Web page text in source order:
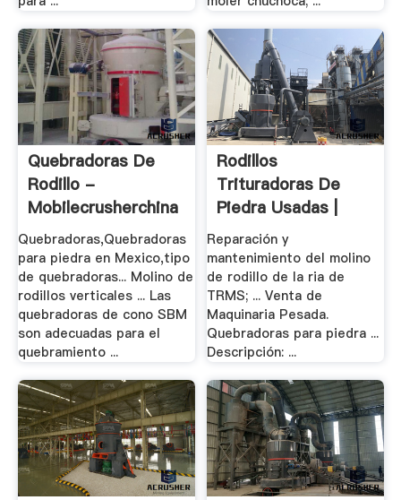
Quebradoras De
Rodillo -
Mobilecrusherchina
Quebradoras,Quebradoras
para piedra en Mexico,tipo
de quebradoras... Molino de
rodillos verticales ... Las
quebradoras de cono SBM
son adecuadas para el
quebramiento ...
Rodillos
Trituradoras De
Piedra Usadas |
Raymond .
Reparación y
mantenimiento del molino
de rodillo de la ria de
TRMS; ... Venta de
Maquinaria Pesada.
Quebradoras para piedra ...
Descripción: ...